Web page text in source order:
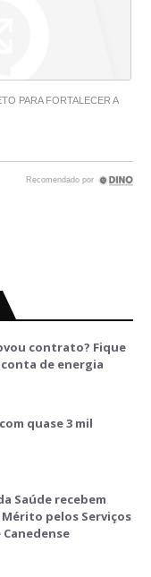
contrato? Fique
de energia
quase 3 mil
Saúde recebem
pelos Serviços